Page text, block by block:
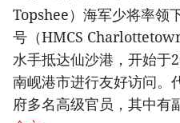
Topshee）海军少将率领
号（HMCS
水手抵达仙沙港，开始于
南岘港市进行友好访问。
府多名高级官员，其中有